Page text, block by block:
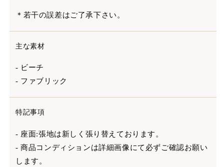
＊若干の誤差はご了承下さい。
主な素材
- ビーチ
- ファブリック
特記事項
- 座面:張地は新しく張り替えております。
- 商品コンディションは詳細画像にて必ずご確認お願い
します。